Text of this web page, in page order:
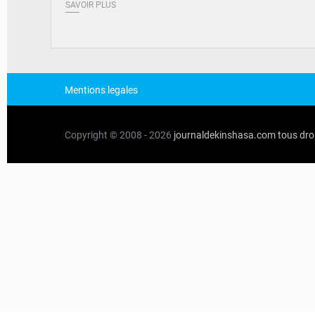
SAVOIR PLUS
Mentions legales
Copyright © 2008 - 2026 journaldekinshasa.comtous